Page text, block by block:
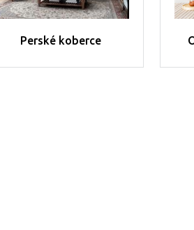
Perské koberce